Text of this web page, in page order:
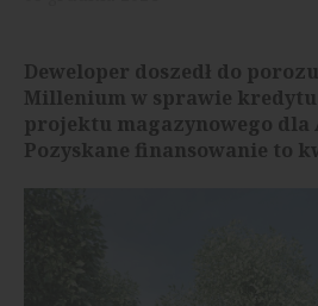
Deweloper doszedł do
Millenium w sprawie
projektu magazynowego dla
Pozyskane finansowanie to